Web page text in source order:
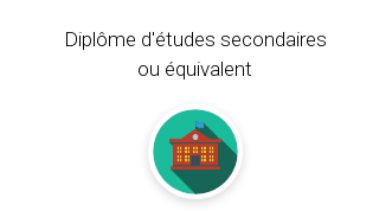
Diplôme d'études secondaires
ou équivalent